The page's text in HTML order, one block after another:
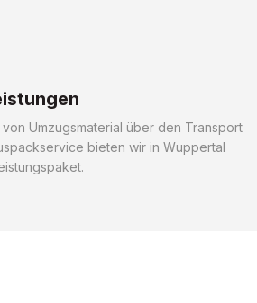
Umzugsmaterial über den Transport
bieten wir in Wuppertal